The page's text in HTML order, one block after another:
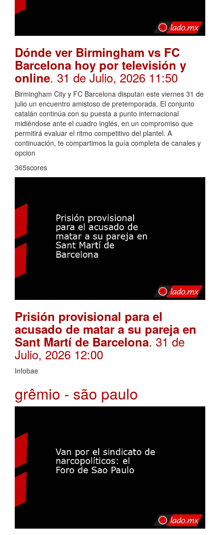
Dónde ver Birmingham vs FC
Barcelona hoy por televisión y
online. 31 de Julio, 2026 11:50
Birmingham City y FC Barcelona disputan este viernes 31 de
julio un encuentro amistoso de pretemporada. El conjunto
catalán continúa con su puesta a punto internacional
midiéndose ante el cuadro inglés, en un compromiso que
permitirá evaluar el ritmo competitivo del plantel. A
continuación, te compartimos la guía completa de canales y
opcion
365scores
Prisión provisional para el
acusado de matar a su pareja en
Sant Martí de Barcelona. 31 de
Julio, 2026 12:00
Infobae
grêmio - são paulo